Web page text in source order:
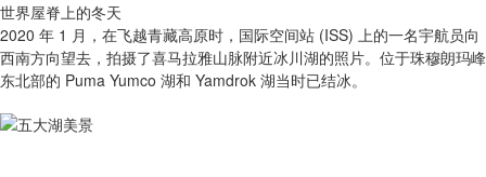
世界屋脊上的冬天
2020 年 1 月，在飞越青藏高原时，国际空间站 (ISS) 上的一名宇航员向
西南方向望去，拍摄了喜马拉雅山脉附近冰川湖的照片。位于珠穆朗玛峰
东北部的 Puma Yumco 湖和 Yamdrok 湖当时已结冰。